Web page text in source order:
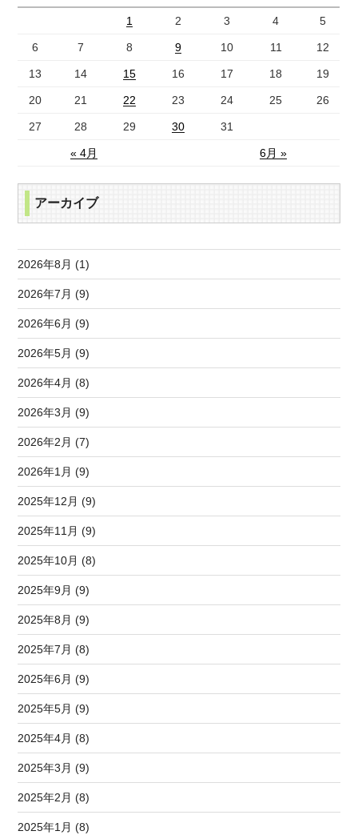
« 4月 6月 »
1 2 3 4 5
6 7 8 9 10 11 12
13 14 15 16 17 18 19
20 21 22 23 24 25 26
27 28 29 30 31
アーカイブ
2026年8月 (1)
2026年7月 (9)
2026年6月 (9)
2026年5月 (9)
2026年4月 (8)
2026年3月 (9)
2026年2月 (7)
2026年1月 (9)
2025年12月 (9)
2025年11月 (9)
2025年10月 (8)
2025年9月 (9)
2025年8月 (9)
2025年7月 (8)
2025年6月 (9)
2025年5月 (9)
2025年4月 (8)
2025年3月 (9)
2025年2月 (8)
2025年1月 (8)